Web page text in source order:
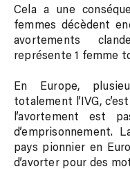
Cela a une
femmes décèdent
avortements
représente 1 femme
En Europe,
totalement l’IVG,
l’avortement est
d’emprisonnement.
pays pionnier en
d’avorter pour des